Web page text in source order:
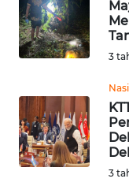
3
3
WN
KALTARA
WN
KALSEL
WN
KALTIM